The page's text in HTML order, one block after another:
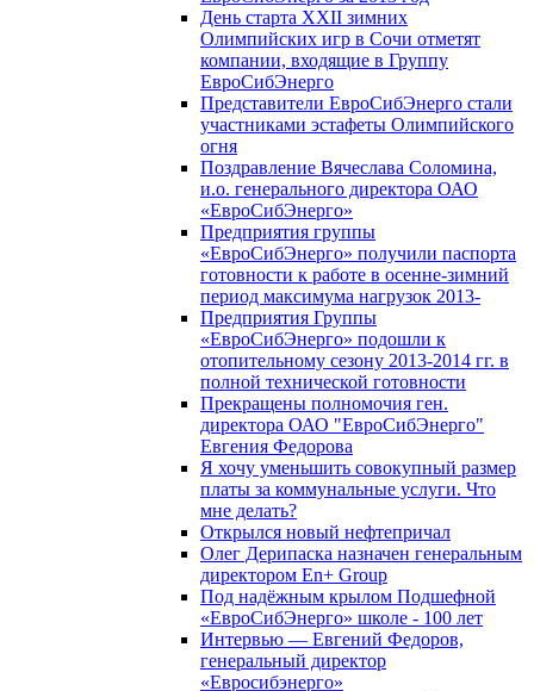
День старта XXII зимних
Олимпийских игр в Сочи отметят
компании, входящие в Группу
ЕвроСибЭнерго
Представители ЕвроСибЭнерго стали
участниками эстафеты Олимпийского
огня
Поздравление Вячеслава Соломина,
и.о. генерального директора ОАО
«ЕвроСибЭнерго»
Предприятия группы
«ЕвроСибЭнерго» получили паспорта
готовности к работе в осенне-зимний
период максимума нагрузок 2013-
Предприятия Группы
«ЕвроСибЭнерго» подошли к
отопительному сезону 2013-2014 гг. в
полной технической готовности
Прекращены полномочия ген.
директора ОАО "ЕвроСибЭнерго"
Евгения Федорова
Я хочу уменьшить совокупный размер
платы за коммунальные услуги. Что
мне делать?
Открылся новый нефтепричал
Олег Дерипаска назначен генеральным
директором En+ Group
Под надёжным крылом Подшефной
«ЕвроСибЭнерго» школе - 100 лет
Интервью — Евгений Федоров,
генеральный директор
«Евросибэнерго»